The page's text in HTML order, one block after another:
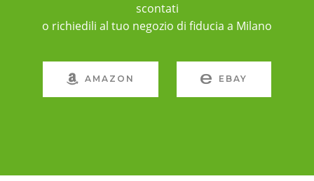
scontati
o richiedili al tuo negozio di fiducia a Milano
AMAZON EBAY